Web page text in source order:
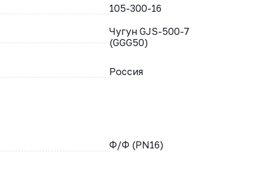
105-300-16
Чугун GJS-500-7
(GGG50)
Россия
Ф/Ф (PN16)